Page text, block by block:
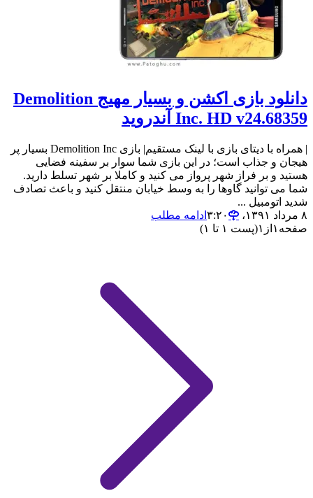
دانلود بازی اکشن و بسیار مهیج Demolition
Inc. HD v24.68359 آندروید
| همراه با دیتای بازی با لینک مستقیم| بازی Demolition Inc بسیار پر
هیجان و جذاب است؛ در این بازی شما سوار بر سفینه فضایی
هستید و بر فراز شهر پرواز می کنید و کاملا بر شهر تسلط دارید.
شما می توانید گاوها را به وسط خیابان منتقل کنید و باعث تصادف
شدید اتومبیل ...
۸ مرداد ۱۳۹۱،‏ ۳:۲۰
ادامه مطلب
صفحه ۱ از ۱(پست ۱ تا ۱)